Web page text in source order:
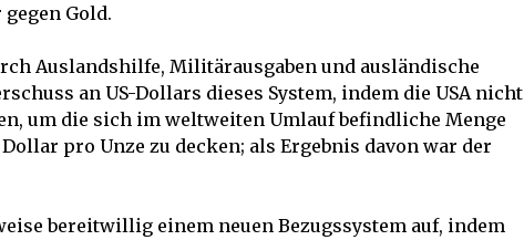
Gold.
Auslandshilfe, Militärausgaben und ausländische
an US-Dollars dieses System, indem die USA nicht
um die sich im weltweiten Umlauf befindliche Menge
pro Unze zu decken; als Ergebnis davon war der
bereitwillig einem neuen Bezugssystem auf, indem